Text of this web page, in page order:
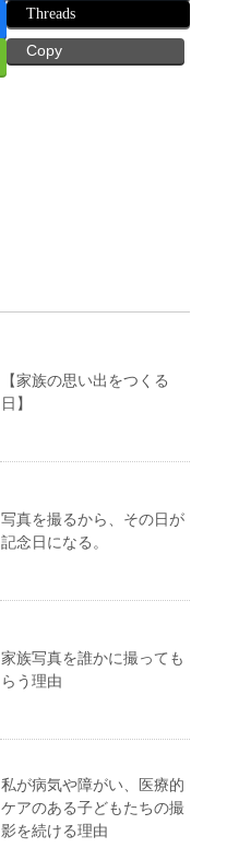
Threads
Copy
【家族の思い出をつくる
日】
写真を撮るから、その日が
記念日になる。
家族写真を誰かに撮っても
らう理由
私が病気や障がい、医療的
ケアのある子どもたちの撮
影を続ける理由